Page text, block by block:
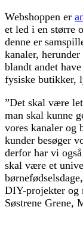
Webshoppen er
et led i en større
denne er
kanaler,
blandt andet
fysiske butikker,
”Det skal være
man skal kunne
vores kanaler og
kunder besøger
derfor har vi
skal være et
DIY-projekter og
Søstrene Grene,